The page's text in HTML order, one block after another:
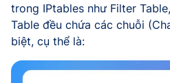
trong IPtables như Filter
Table đều chứa các chuỗi
biệt, cụ thể là: